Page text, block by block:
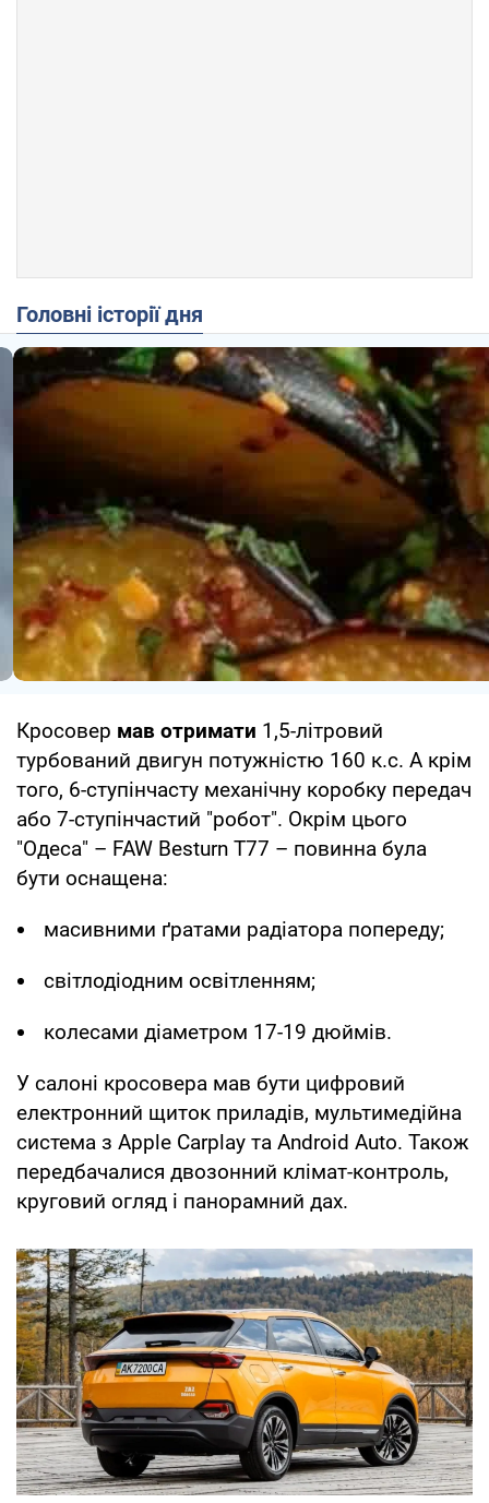
Головні історії дня
Кросовер мав отримати 1,5-літровий
турбований двигун потужністю 160 к.с. А крім
того, 6-ступінчасту механічну коробку передач
або 7-ступінчастий "робот". Окрім цього
"Одеса" – FAW Besturn T77 – повинна була
бути оснащена:
масивними ґратами радіатора попереду;
світлодіодним освітленням;
колесами діаметром 17-19 дюймів.
У салоні кросовера мав бути цифровий
електронний щиток приладів, мультимедійна
система з Apple Carplay та Android Auto. Також
передбачалися двозонний клімат-контроль,
круговий огляд і панорамний дах.